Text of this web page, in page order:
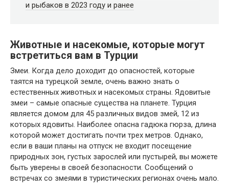
и рыбаков в 2023 году и ранее
Животные и насекомые, которые могут
встретиться вам в Турции
Змеи. Когда дело доходит до опасностей, которые
таятся на турецкой земле, очень важно знать о
естественных животных и насекомых страны. Ядовитые
змеи – самые опасные существа на планете. Турция
является домом для 45 различных видов змей, 12 из
которых ядовиты. Наиболее опасна гадюка гюрза, длина
которой может достигать почти трех метров. Однако,
если в ваши планы на отпуск не входит посещение
природных зон, густых зарослей или пустырей, вы можете
быть уверены в своей безопасности. Сообщений о
встречах со змеями в туристических регионах очень мало.